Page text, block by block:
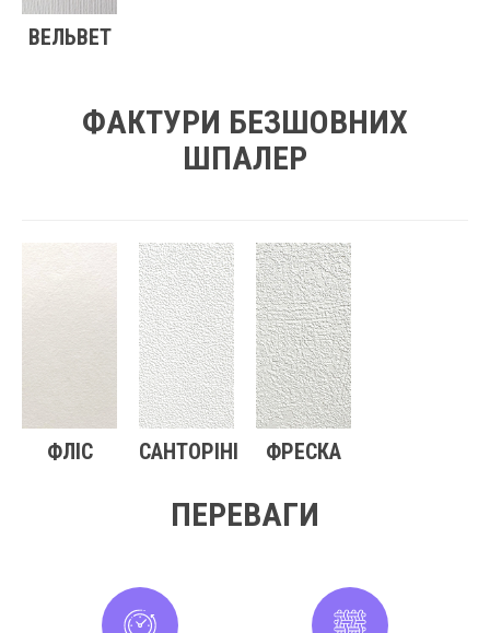
ВЕЛЬВЕТ
ФАКТУРИ БЕЗШОВНИХ
ШПАЛЕР
ФЛІС САНТОРІНІ ФРЕСКА
ПЕРЕВАГИ